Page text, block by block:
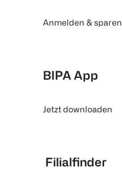
Anmelden & sparen
BIPA App
Jetzt downloaden
Filialfinder